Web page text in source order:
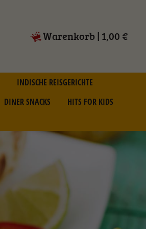
Warenkorb 1,00 €
INDISCHE REISGERICHTE
DINER SNACKS
HITS FOR KIDS